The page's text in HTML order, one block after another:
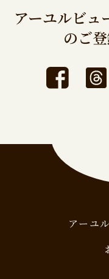
アーユルビ
のご
アーユ